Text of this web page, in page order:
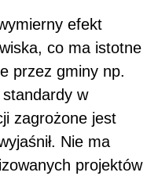
efekt
co ma istotne
przez gminy np.
w
zagrożone jest
Nie ma
projektów